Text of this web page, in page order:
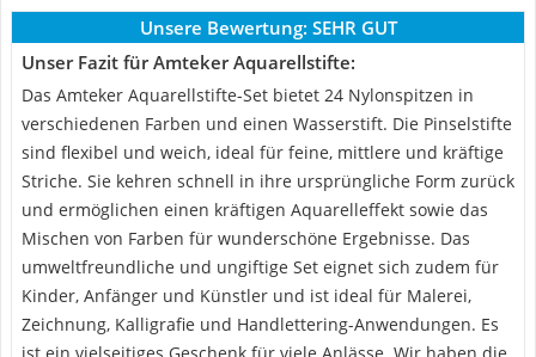
Unsere Bewertung: SEHR GUT
Unser Fazit für Amteker Aquarellstifte:
Das Amteker Aquarellstifte-Set bietet 24 Nylonspitzen in
verschiedenen Farben und einen Wasserstift. Die Pinselstifte
sind flexibel und weich, ideal für feine, mittlere und kräftige
Striche. Sie kehren schnell in ihre ursprüngliche Form zurück
und ermöglichen einen kräftigen Aquarelleffekt sowie das
Mischen von Farben für wunderschöne Ergebnisse. Das
umweltfreundliche und ungiftige Set eignet sich zudem für
Kinder, Anfänger und Künstler und ist ideal für Malerei,
Zeichnung, Kalligrafie und Handlettering-Anwendungen. Es